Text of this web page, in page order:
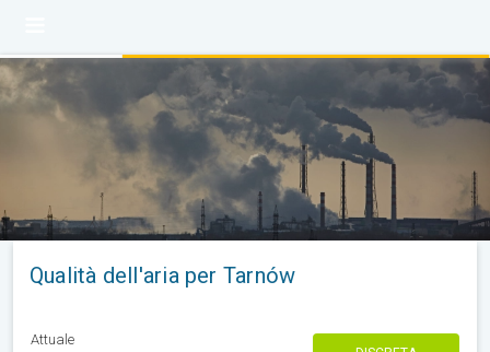
Qualità dell'aria per Tarnów
Attuale